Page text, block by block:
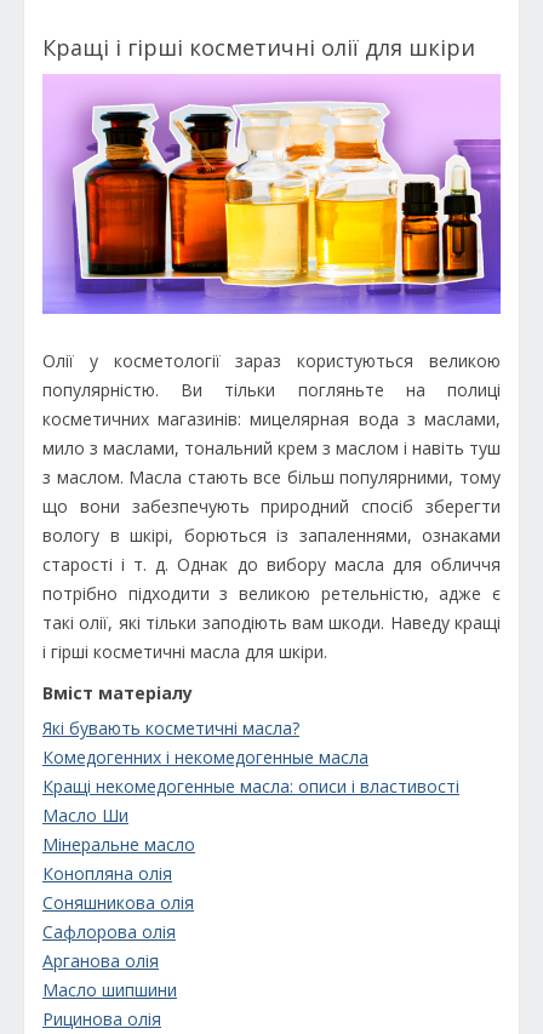
Кращі і гірші косметичні олії для шкіри
Олії у косметології зараз користуються великою
популярністю. Ви тільки погляньте на полиці
косметичних магазинів: мицелярная вода з маслами,
мило з маслами, тональний крем з маслом і навіть туш
з маслом. Масла стають все більш популярними, тому
що вони забезпечують природний спосіб зберегти
вологу в шкірі, борються із запаленнями, ознаками
старості і т. д. Однак до вибору масла для обличчя
потрібно підходити з великою ретельністю, адже є
такі олії, які тільки заподіють вам шкоди. Наведу кращі
і гірші косметичні масла для шкіри.
Вміст матеріалу
Які бувають косметичні масла?
Комедогенних і некомедогенные масла
Кращі некомедогенные масла: описи і властивості
Масло Ши
Мінеральне масло
Конопляна олія
Соняшникова олія
Сафлорова олія
Арганова олія
Масло шипшини
Рицинова олія